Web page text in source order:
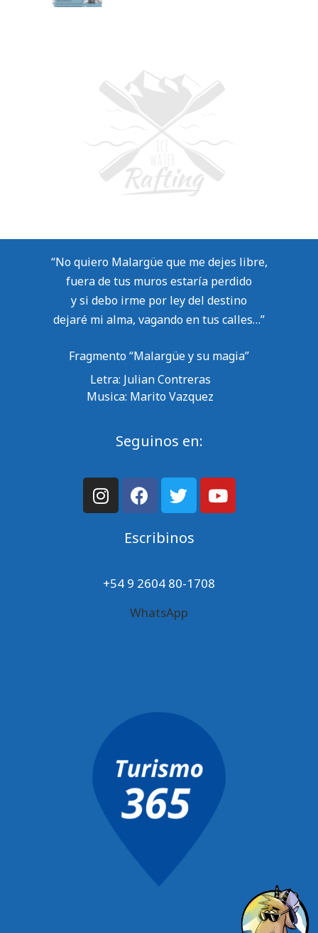
“No quiero Malargüe que me dejes libre,
fuera de tus muros estaría perdido
y si debo irme por ley del destino
dejaré mi alma, vagando en tus calles…”
Fragmento “Malargüe y su magia”
Letra: Julian Contreras
Musica: Marito Vazquez
Seguinos en:
Escribinos
+54 9 2604 80-1708
WhatsApp